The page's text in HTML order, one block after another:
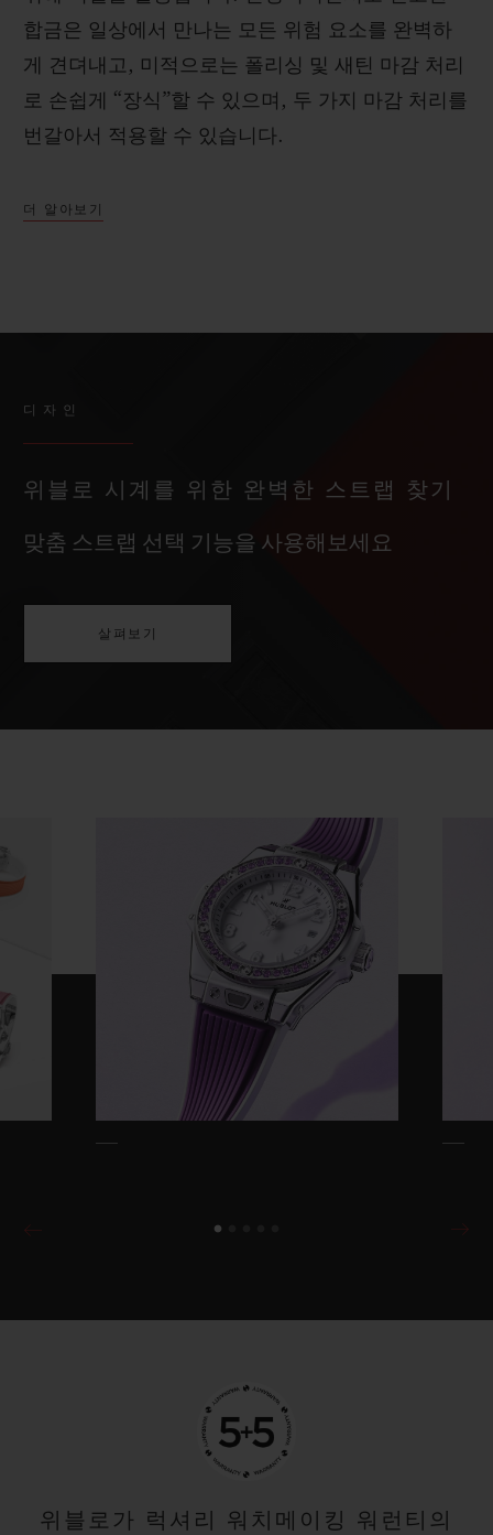
합금은 일상에서 만나는 모든 위험 요소를 완벽하
게 견뎌내고, 미적으로는 폴리싱 및 새틴 마감 처리
로 손쉽게 “장식”할 수 있으며, 두 가지 마감 처리를
번갈아서 적용할 수 있습니다.
더 알아보기
디자인
위블로 시계를 위한 완벽한 스트랩 찾기
맞춤 스트랩 선택 기능을 사용해보세요
살펴보기
위블로가 럭셔리 워치메이킹 워런티의